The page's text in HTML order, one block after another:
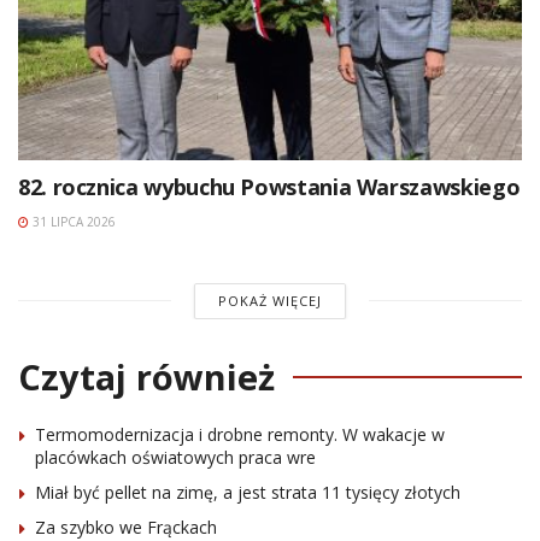
82. rocznica wybuchu Powstania Warszawskiego
31 LIPCA 2026
POKAŻ WIĘCEJ
Czytaj również
Termomodernizacja i drobne remonty. W wakacje w
placówkach oświatowych praca wre
Miał być pellet na zimę, a jest strata 11 tysięcy złotych
Za szybko we Frąckach